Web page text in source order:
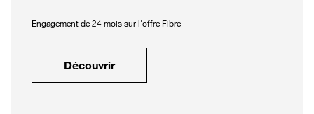
Engagement de 24 mois sur l'offre Fibre
Découvrir